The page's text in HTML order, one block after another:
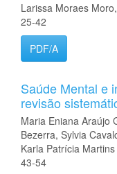
Larissa Moraes
25-42
PDF/A
Saúde Mental e
revisão
Maria Eniana Araújo
Bezerra, Sylvia
Karla Patrícia
43-54